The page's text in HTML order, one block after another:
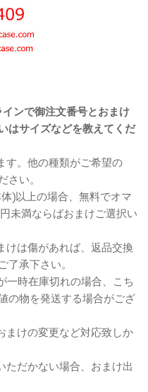
ンで御注文番号とおまけ
はサイズなどを教えてくだ
す。他の種類がご希望の
い。
)以上の場合、無料でオマ
未満ならばおまけご選択い
けは傷があれば、返品交換
承下さい。
一時在庫切れの場合、こち
の物を発送する場合がござ
まけの変更など対応致しか
ただかない場合、おまけ出